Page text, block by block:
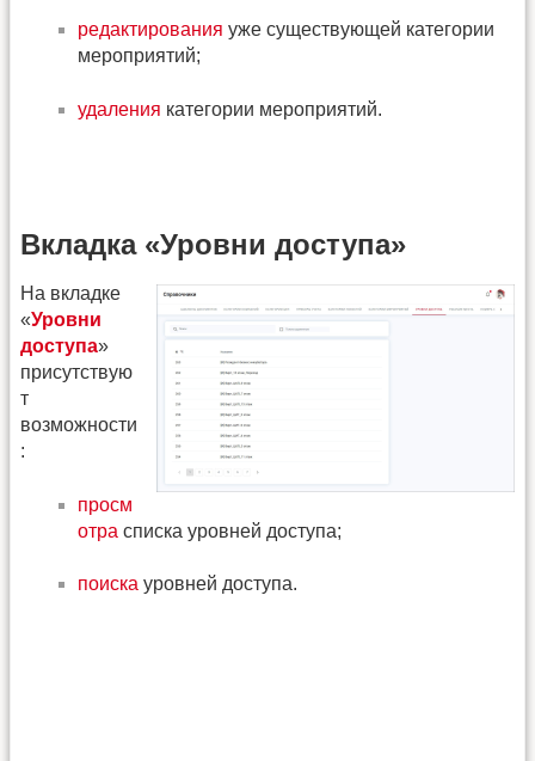
редактирования уже существующей категории
мероприятий;
удаления категории мероприятий.
Вкладка «Уровни доступа»
На вкладке
«Уровни
доступа»
присутствую
т
возможности
:
просм
отра списка уровней доступа;
поиска уровней доступа.